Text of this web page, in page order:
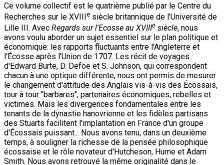
Ce volume collectif est le quatrième publié par le Centre du
Recherches sur le XVIIIe siècle britannique de l'Université de
Lille III. Avec Regards sur l'Ecosse au XVIIIe siècle, nous
avons voulu aborder un sujet essentiel sur le plan politique et
économique: les rapports fluctuants entre l'Angleterre et
l'Écosse après l'Union de 1707. Les récit de voyages
d'Edward Burte, D. Defoe et S. Johnson, qui correspondent
chacun à une optique différente, nous ont permis de mesurer
le changement d'attitude des Anglais vis-à-vis des Écossais,
tour à tour "barbares", partenaires économiques, rebelles et
victimes. Mais les divergences fondamentales entre les
tenants de la dynastie hanovrienne et les fidèles partisans
des Stuarts facilitent l'implantation en France d'un groupe
d'Écossais puissant... Nous avons tenu, dans un deuxième
temps, à souligner la richesse de la pensée philosophique
écossaise et le rôle novateur d'Hutcheson, Hume et Adam
Smith. Nous avons retrouvé la même originalité dans le